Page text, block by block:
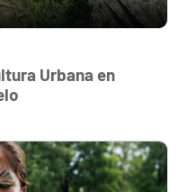
Urbana en